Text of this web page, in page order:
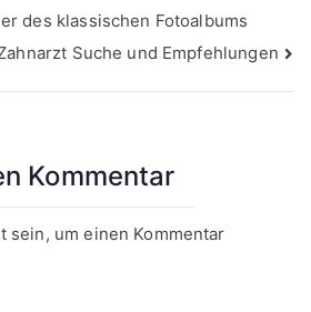
des klassischen Fotoalbums
Suche und Empfehlungen
Kommentar
sein, um einen Kommentar